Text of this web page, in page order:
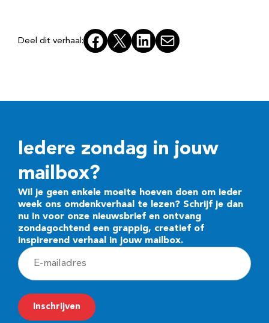
Deel dit verhaal: Facebook
X LinkedInE-mail
Iedere zondag in jouw
mailbox?
Wil je geen enkele moeite hoeven doen om ieder
week ons omdenkverhaal te lezen? Schrijf je dan
nu in voor onze nieuwsbrief en ontvang
zondagochtend een grappig, creatief of
inspirerend verhaal in jouw mailbox.
E
-
m
a
Inschrijven